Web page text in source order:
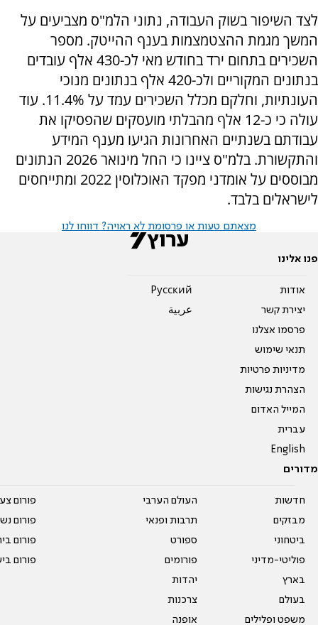
לצד השיפור בשוק העבודה, נתוני הלמ"ס מצביעים על
המשך מגמת ההצטמצמות בענף ההייטק. מספר
השכירים בתחום ירד בחודש מאי לכ-430 אלף עובדים
בנתונים המקוריים ולכ-420 אלף בנתונים מנוכי
העונתיות, וחלקם מכלל השכירים עמד על 11.4%. עוד
עולה כי כ-12 אלף מהבלתי מועסקים שהפסיקו את
עבודתם בשנתיים האחרונות הגיעו מענף המידע
והתקשורת. בלמ"ס ציינו כי החל מינואר 2026 הנתונים
מבוססים על אומדני מפקד האוכלוסין 2022 ומתייחסים
לישראלים בלבד.
מצאתם טעות או פרסומת לא ראויה? דווחו לנו
פנו אלינו
אודות
יצירת קשר
פרסמו אצלנו
תנאי שימוש
מדיניות פרטיות
הצהרת נגישות
המייל האדום
עברית
English
Pусский
عربية
מדורים
חדשות
מבזקים
ביטחוני
פוליטי-מדיני
בארץ
בעולם
משפט ופלילים
העולם הערבי
תרבות ופנאי
ספורט
פורומים
יהדות
צרכנות
אופנה
פורום
פורום
פורום
פורום